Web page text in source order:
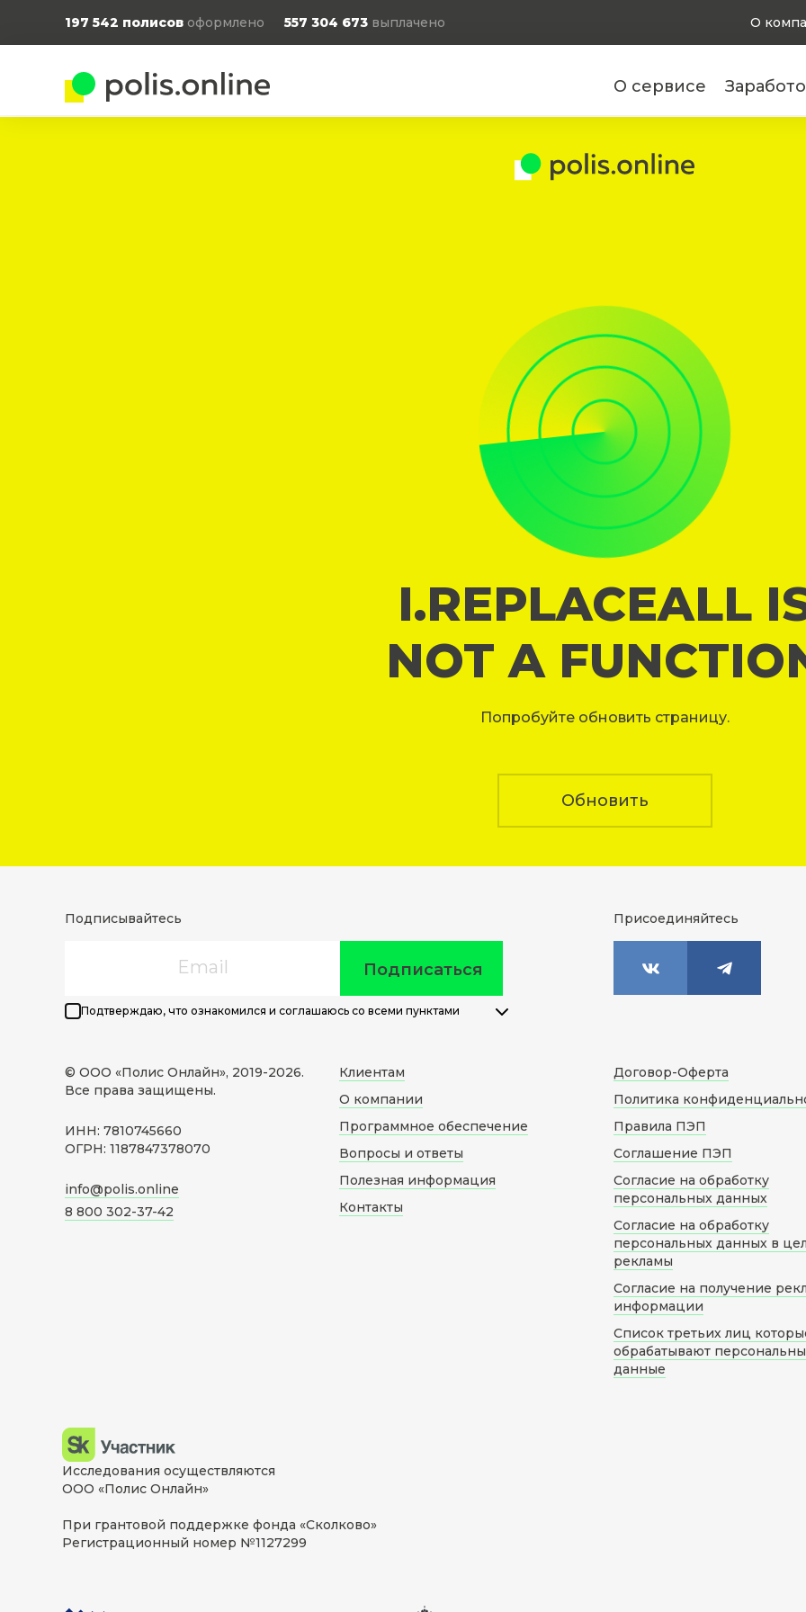
197 542 полисов оформлено 557 304 673 выплачено О
О сервисе
I.REPLACEALL
NOT A
Попробуйте обновить страницу.
Обновить
Подписывайтесь
Подписаться
Подтверждаю, что ознакомился и соглашаюсь со всеми пунктами
Присоединяйтесь
© ООО «Полис Онлайн», 2019-2026.
Все права защищены.
ИНН: 7810745660
ОГРН: 1187847378070
info@polis.online
8 800 302-37-42
Клиентам
О компании
Программное обеспечение
Вопросы и ответы
Полезная информация
Контакты
Договор-Оферта
Политика
Правила ПЭП
Соглашение ПЭП
Согласие на обработку
персональных данных
Согласие на обработку
персональных данных в
рекламы
Согласие на получение
информации
Список третьих лиц
обрабатывают
данные
Исследования осуществляются
ООО «Полис Онлайн»
При грантовой поддержке фонда «Сколково»
Регистрационный номер №1127299